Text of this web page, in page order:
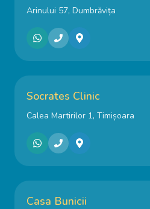
Arinului 57, Dumbrăvița
Socrates Clinic
Calea Martirilor 1, Timișoara
Casa Bunicii